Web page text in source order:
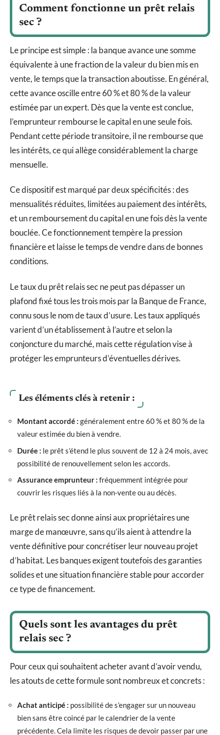
Comment fonctionne un prêt relais
sec ?
Le principe est simple : la banque avance une somme
équivalente à une fraction de la valeur du bien mis en
vente, le temps que la transaction aboutisse. En général,
cette avance oscille entre 60 % et 80 % de la valeur
estimée par un expert. Dès que la vente est conclue,
l’emprunteur rembourse le capital en une seule fois.
Pendant cette période transitoire, il ne rembourse que
les intérêts, ce qui allège considérablement la charge
mensuelle.
Ce dispositif est marqué par deux spécificités : des
mensualités réduites, limitées au paiement des intérêts,
et un remboursement du capital en une fois dès la vente
bouclée. Ce fonctionnement tempère la pression
financière et laisse le temps de vendre dans de bonnes
conditions.
Le taux du prêt relais sec ne peut pas dépasser un
plafond fixé tous les trois mois par la Banque de France,
connu sous le nom de taux d’usure. Les taux appliqués
varient d’un établissement à l’autre et selon la
conjoncture du marché, mais cette régulation vise à
protéger les emprunteurs d’éventuelles dérives.
Les éléments clés à retenir :
Montant accordé : généralement entre 60 % et 80 % de la
valeur estimée du bien à vendre.
Durée : le prêt s’étend le plus souvent de 12 à 24 mois, avec
possibilité de renouvellement selon les accords.
Assurance emprunteur : fréquemment intégrée pour
couvrir les risques liés à la non-vente ou au décès.
Le prêt relais sec donne ainsi aux propriétaires une
marge de manœuvre, sans qu’ils aient à attendre la
vente définitive pour concrétiser leur nouveau projet
d’habitat. Les banques exigent toutefois des garanties
solides et une situation financière stable pour accorder
ce type de financement.
Quels sont les avantages du prêt
relais sec ?
Pour ceux qui souhaitent acheter avant d’avoir vendu,
les atouts de cette formule sont nombreux et concrets :
Achat anticipé : possibilité de s’engager sur un nouveau
bien sans être coincé par le calendrier de la vente
précédente. Cela limite les risques de devoir passer par une